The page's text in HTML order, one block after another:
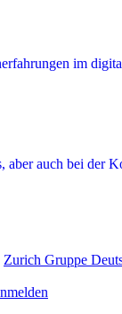
Zurich Gruppe